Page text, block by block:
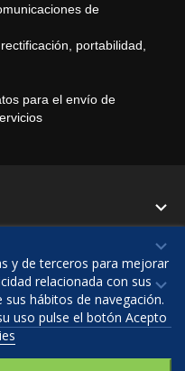
de
portabilidad,
para el envío de



y de terceros para mejorar
relacionada con sus
hábitos de navegación.
uso pulse el botón Acepto
por Prestashop™